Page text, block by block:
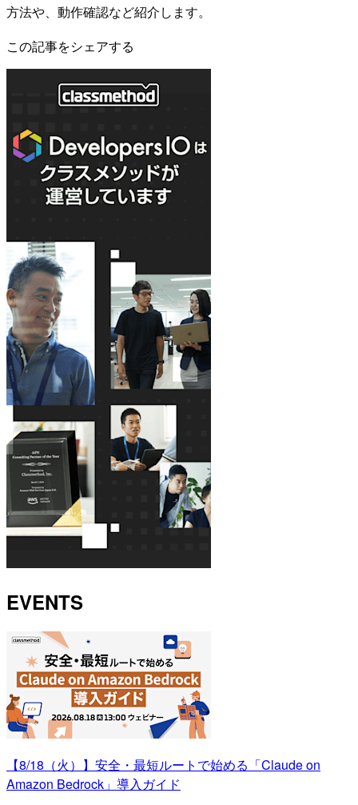
方法や、動作確認など紹介します。
この記事をシェアする
EVENTS
【8/18（火）】安全・最短ルートで始める「Claude on
Amazon Bedrock」導入ガイド